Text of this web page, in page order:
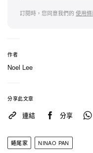
St.1
的咖啡創造專屬老台
台南市中西區新美街 5
訂閱 Hypebeast 電
訂閱時，您同意我們的 使用
作者
Noel Lee
分享此文章
連結 分享
蜷尾家 NINAO PAN